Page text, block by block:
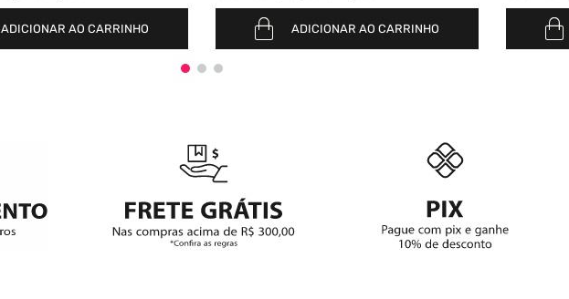
ADICIONAR AO CARRINHO ADICIONAR AO CARRINHO